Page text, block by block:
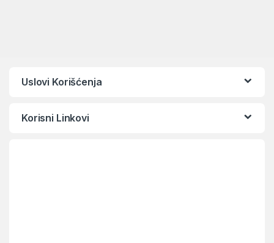
Uslovi Korišćenja
Korisni Linkovi